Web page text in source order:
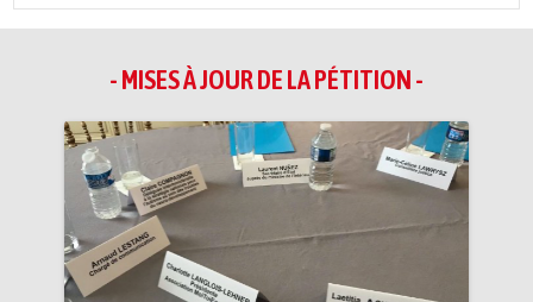
- MISES À JOUR DE LA PÉTITION -